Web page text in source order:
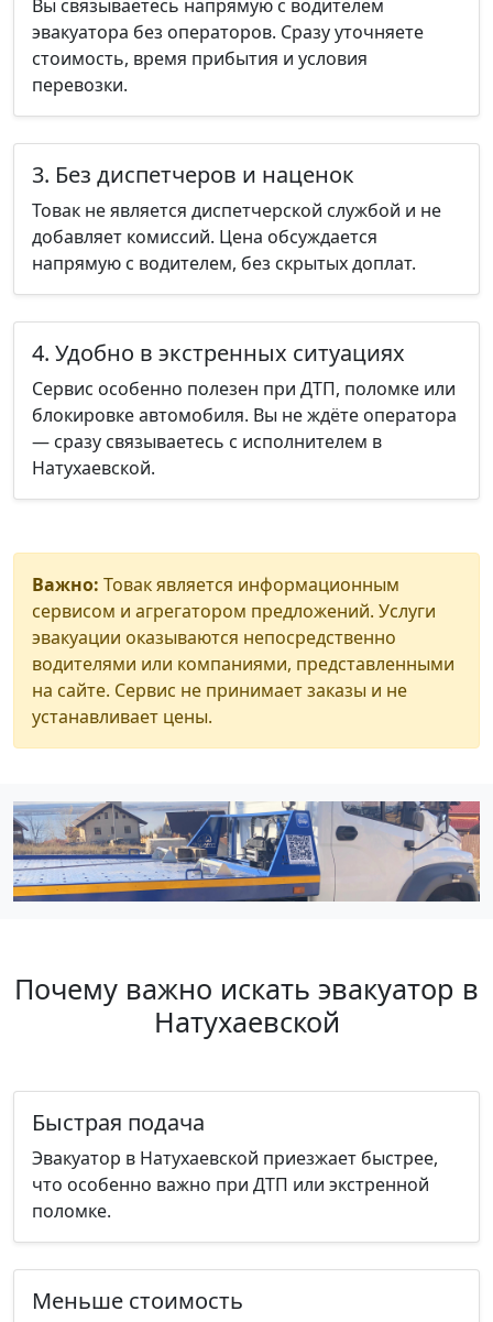
Вы связываетесь напрямую с водителем
эвакуатора без операторов. Сразу уточняете
стоимость, время прибытия и условия
перевозки.
3. Без диспетчеров и наценок
Товак не является диспетчерской службой и не
добавляет комиссий. Цена обсуждается
напрямую с водителем, без скрытых доплат.
4. Удобно в экстренных ситуациях
Сервис особенно полезен при ДТП, поломке или
блокировке автомобиля. Вы не ждёте оператора
— сразу связываетесь с исполнителем в
Натухаевской.
Важно: Товак является информационным
сервисом и агрегатором предложений. Услуги
эвакуации оказываются непосредственно
водителями или компаниями, представленными
на сайте. Сервис не принимает заказы и не
устанавливает цены.
Почему важно искать эвакуатор в
Натухаевской
Быстрая подача
Эвакуатор в Натухаевской приезжает быстрее,
что особенно важно при ДТП или экстренной
поломке.
Меньше стоимость